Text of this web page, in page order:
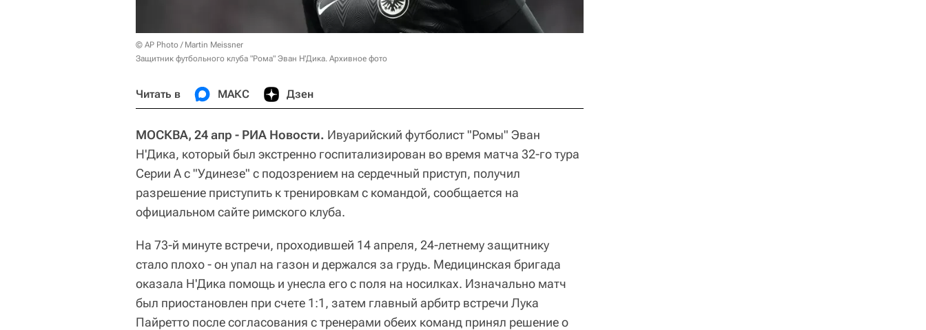
© AP Photo / Martin Meissner
Защитник футбольного клуба "Рома" Эван Н'Дика. Архивное фото
Читать в МАКС Дзен
МОСКВА, 24 апр - РИА Новости. Ивуарийский футболист "Ромы" Эван
Н'Дика, который был экстренно госпитализирован во время матча 32-го тура
Серии A с "Удинезе" с подозрением на сердечный приступ, получил
разрешение приступить к тренировкам с командой, сообщается на
официальном сайте римского клуба.
На 73-й минуте встречи, проходившей 14 апреля, 24-летнему защитнику
стало плохо - он упал на газон и держался за грудь. Медицинская бригада
оказала Н'Дика помощь и унесла его с поля на носилках. Изначально матч
был приостановлен при счете 1:1, затем главный арбитр встречи Лука
Пайретто после согласования с тренерами обеих команд принял решение о